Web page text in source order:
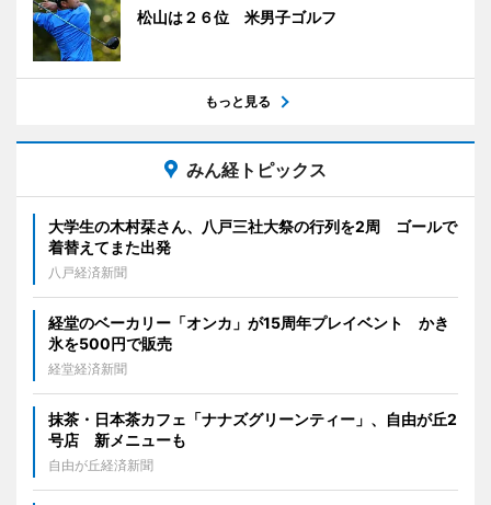
松山は２６位 米男子ゴルフ
もっと見る
みん経トピックス
大学生の木村栞さん、八戸三社大祭の行列を2周 ゴールで
着替えてまた出発
八戸経済新聞
経堂のベーカリー「オンカ」が15周年プレイベント かき
氷を500円で販売
経堂経済新聞
抹茶・日本茶カフェ「ナナズグリーンティー」、自由が丘2
号店 新メニューも
自由が丘経済新聞